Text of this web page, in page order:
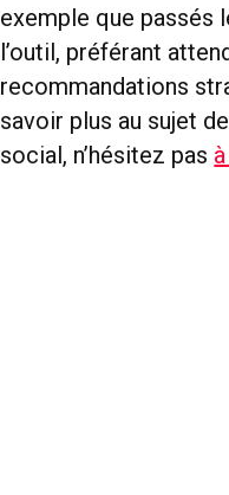
exemple que passés
l’outil, préférant
recommandations
savoir plus au sujet
social, n’hésitez pas